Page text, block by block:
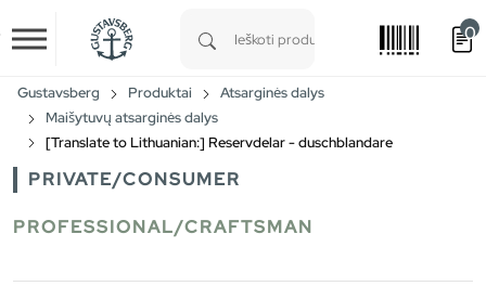
Skip to main content
0
Gustavsberg Produktai
Atsarginės dalys
Maišytuvų atsarginės dalys
[Translate to Lithuanian:] Reservdelar - duschblandare
PRIVATE/CONSUMER
PROFESSIONAL/CRAFTSMAN